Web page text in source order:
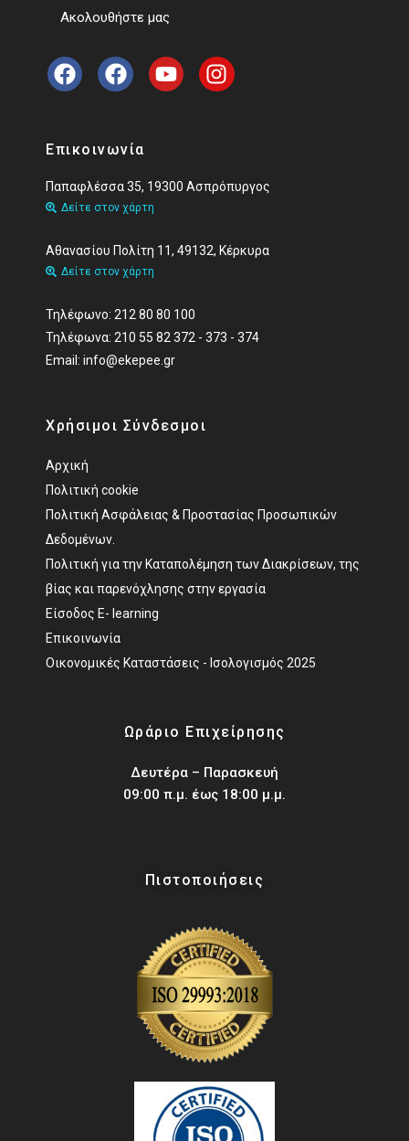
Ακολουθήστε μας
Επικοινωνία
Παπαφλέσσα 35, 19300 Ασπρόπυργος
Δείτε στον χάρτη
Αθανασίου Πολίτη 11, 49132, Κέρκυρα
Δείτε στον χάρτη
Τηλέφωνo: 212 80 80 100
Τηλέφωνα: 210 55 82 372 - 373 - 374
Εmail: info@ekepee.gr
Χρήσιμοι Σύνδεσμοι
Αρχική
Πολιτική cookie
Πολιτική Ασφάλειας & Προστασίας Προσωπικών
Δεδομένων.
Πολιτική για την Καταπολέμηση των Διακρίσεων, της
βίας και παρενόχλησης στην εργασία
Είσοδος Ε- learning
Επικοινωνία
Οικονομικές Καταστάσεις - Ισολογισμός 2025
Ωράριο Επιχείρησης
Δευτέρα – Παρασκευή
09:00 π.μ. έως 18:00 μ.μ.
Πιστοποιήσεις